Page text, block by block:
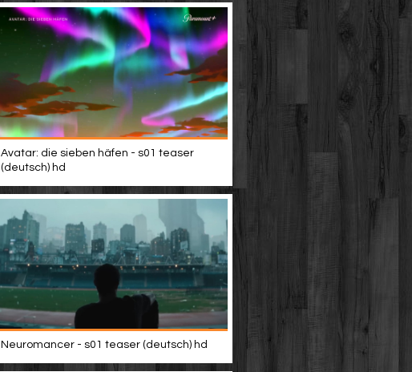
Avatar: die sieben häfen - s01 teaser
(deutsch) hd
Neuromancer - s01 teaser (deutsch) hd